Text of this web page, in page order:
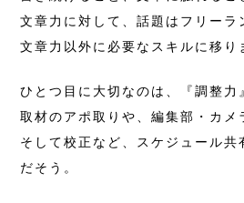
文章力に対して、話題はフリーラ
文章力以外に必要なスキルに移り
ひとつ目に大切なのは、『調整力
取材のアポ取りや、編集部・カメ
そして校正など、スケジュール共
だそう。